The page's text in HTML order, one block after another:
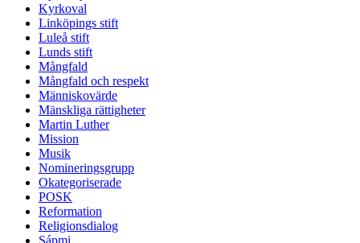
Kyrkoval
Linköpings stift
Luleå stift
Lunds stift
Mångfald
Mångfald och respekt
Människovärde
Mänskliga rättigheter
Martin Luther
Mission
Musik
Nomineringsgrupp
Okategoriserade
POSK
Reformation
Religionsdialog